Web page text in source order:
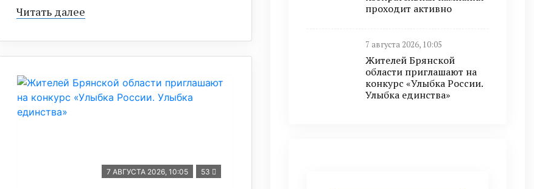
Читать далее
7 АВГУСТА 2026, 10:05 53
проходит активно
7 августа 2026, 10:05
Жителей Брянской
области приглашают на
конкурс «Улыбка России.
Улыбка единства»